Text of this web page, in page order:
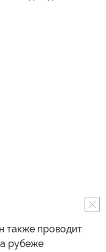
также проводит
рубеже